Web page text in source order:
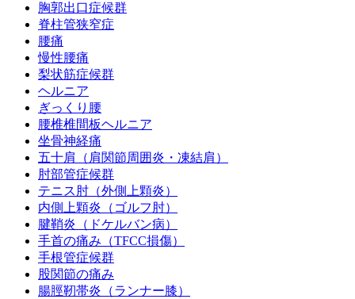
胸郭出口症候群
脊柱管狭窄症
腰痛
慢性腰痛
梨状筋症候群
ヘルニア
ぎっくり腰
腰椎椎間板ヘルニア
坐骨神経痛
五十肩（肩関節周囲炎・凍結肩）
肘部管症候群
テニス肘（外側上顆炎）
内側上顆炎（ゴルフ肘）
腱鞘炎（ドケルバン病）
手首の痛み（TFCC損傷）
手根管症候群
股関節の痛み
腸脛靭帯炎（ランナー膝）